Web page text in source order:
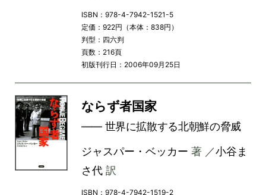
ISBN：978-4-7942-1521-5
定価：922円（本体：838円）
判型：四六判
頁数：216頁
初版刊行日：2006年09月25日
ならず者国家
―― 世界に拡散する北朝鮮の脅威
ジャスパー・ベッカー 著 ／小谷ま
さ代訳
ISBN：978-4-7942-1519-2